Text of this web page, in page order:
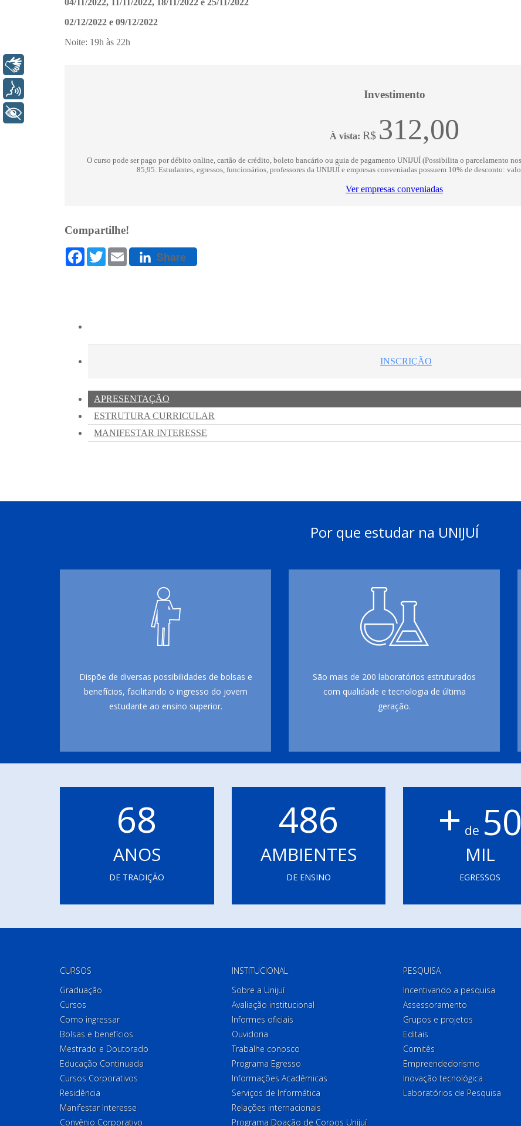
Por que estudar na UNIJUÍ
Dispõe de diversas possibilidades de bolsas e
benefícios, facilitando o ingresso do jovem
estudante ao ensino superior.
São mais de 200 laboratórios estruturados
com qualidade e tecnologia de última
geração.
68
ANOS
DE TRADIÇÃO
486
AMBIENTES
DE ENSINO
+ de 50
MIL
EGRESSOS
CURSOS
Graduação
Cursos
Como ingressar
Bolsas e benefícios
Mestrado e Doutorado
Educação Continuada
Cursos Corporativos
Residência
Manifestar Interesse
Convênio Corporativo
INSTITUCIONAL
Sobre a Unijuí
Avaliação institucional
Informes oficiais
Ouvidoria
Trabalhe conosco
Programa Egresso
Informações Acadêmicas
Serviços de Informática
Relações internacionais
Programa Doação de Corpos Unijuí
PESQUISA
Incentivando a pesquisa
Assessoramento
Grupos e projetos
Editais
Comitês
Empreendedorismo
Inovação tecnológica
Laboratórios de Pesquisa